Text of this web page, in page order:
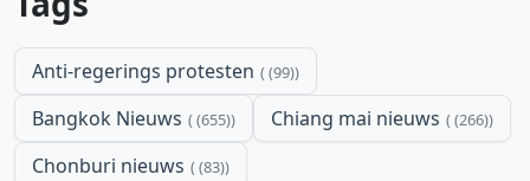
Anti-regerings protesten (99)
Bangkok Nieuws (655) Chiang mai nieuws (266)
Chonburi nieuws (83)